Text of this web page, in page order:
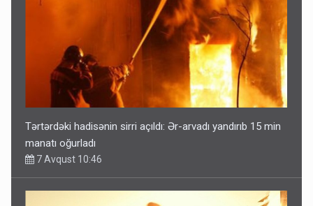
Tərtərdəki hadisənin sirri açıldı: Ər-arvadı yandırıb 15 min
manatı oğurladı
7 Avqust 10:46